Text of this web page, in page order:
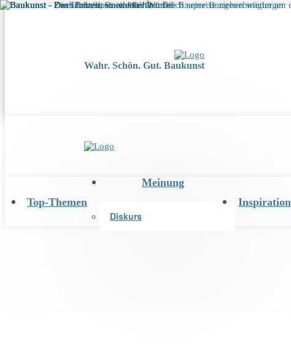
Wahr. Schön. Gut. Baukunst
Top-Themen
Meinung
Diskurs
Inspiration